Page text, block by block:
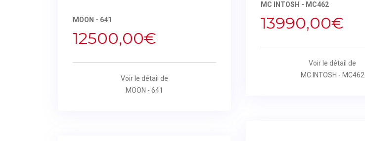
MC INTOSH - MC462
13990,00€
Voir le détail de
MC INTOSH - MC462
MOON - 641
12500,00€
Voir le détail de
MOON - 641